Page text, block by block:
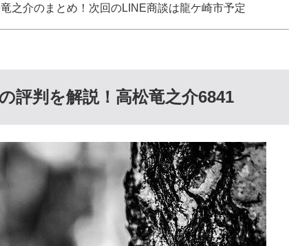
之介のまとめ！次回のLINE商談は龍ケ崎市予定
評判を解説！高松竜之介6841